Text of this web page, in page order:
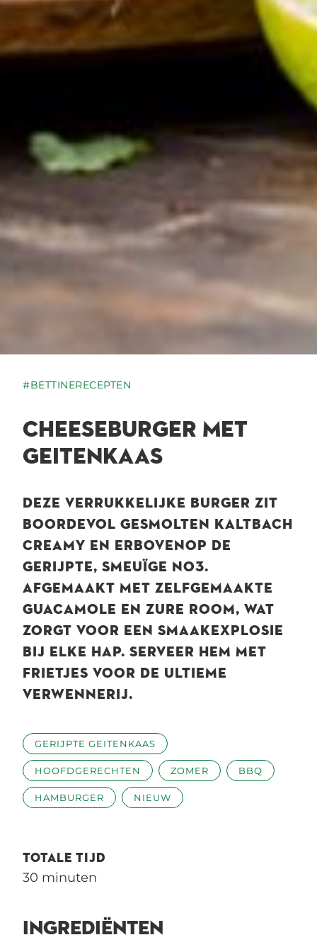
#BETTINERECEPTEN
CHEESEBURGER MET
GEITENKAAS
DEZE VERRUKKELIJKE BURGER ZIT
BOORDEVOL GESMOLTEN KALTBACH
CREAMY EN ERBOVENOP DE
GERIJPTE, SMEUÏGE NO3.
AFGEMAAKT MET ZELFGEMAAKTE
GUACAMOLE EN ZURE ROOM, WAT
ZORGT VOOR EEN SMAAKEXPLOSIE
BIJ ELKE HAP. SERVEER HEM MET
FRIETJES VOOR DE ULTIEME
VERWENNERIJ.
GERIJPTE GEITENKAAS
HOOFDGERECHTEN ZOMER BBQ
HAMBURGER NIEUW
TOTALE TIJD
30 minuten
INGREDIËNTEN